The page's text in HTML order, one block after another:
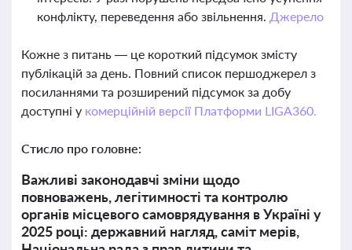
конфлікту, переведення або звільнення. Джерело
Кожне з питань — це короткий підсумок змісту
публікацій за день. Повний список першоджерел з
посиланнями та розширений підсумок за добу
доступні у комерційній версії Платформи LIGA360.
Стисло про головне:
Важливі законодавчі зміни щодо
повноважень, легітимності та контролю
органів місцевого самоврядування в Україні у
2025 році: державний нагляд, саміт мерів,